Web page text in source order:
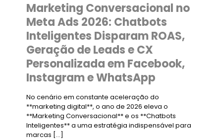
Marketing Conversacional no
Meta Ads 2026: Chatbots
Inteligentes Disparam ROAS,
Geração de Leads e CX
Personalizada em Facebook,
Instagram e WhatsApp
No cenário em constante aceleração do
**marketing digital**, o ano de 2026 eleva o
**Marketing Conversacional** e os **Chatbots
Inteligentes** a uma estratégia indispensável para
marcas […]